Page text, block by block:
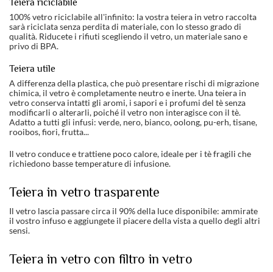
100% vetro riciclabile all'infinito: la vostra teiera in vetro raccolta
sarà riciclata senza perdita di materiale, con lo stesso grado di
qualità. Riducete i rifiuti scegliendo il vetro, un materiale sano e
privo di BPA.
Teiera utile
A differenza della plastica, che può presentare rischi di migrazione
chimica, il vetro è completamente neutro e inerte. Una teiera in
vetro conserva intatti gli aromi, i sapori e i profumi del tè senza
modificarli o alterarli, poiché il vetro non interagisce con il tè.
Adatto a tutti gli infusi: verde, nero, bianco, oolong, pu-erh, tisane,
rooibos, fiori, frutta...
Il vetro conduce e trattiene poco calore, ideale per i tè fragili che
richiedono basse temperature di infusione.
Teiera in vetro trasparente
Il vetro lascia passare circa il 90% della luce disponibile: ammirate
il vostro infuso e aggiungete il piacere della vista a quello degli altri
sensi.
Teiera in vetro con filtro in vetro